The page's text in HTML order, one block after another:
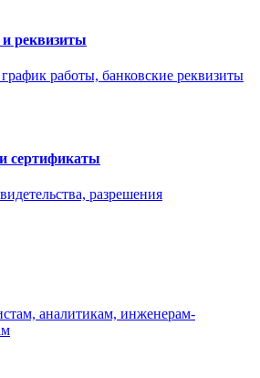
реквизиты
работы, банковские реквизиты
сертификаты
разрешения
аналитикам, инженерам-